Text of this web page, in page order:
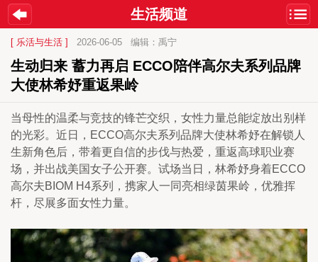
生活频道
[ 乐活与生活 ] 2026-06-05 编辑：禹宁
生动归来 蓄力再启 ECCO陪伴高尔夫系列品牌
大使林希妤重返果岭
当母性的温柔与竞技的锋芒交织，女性力量总能绽放出别样
的光彩。近日，ECCO高尔夫系列品牌大使林希妤在解锁人
生新角色后，带着更自信的步伐与热爱，重返高球职业赛
场，并出战美国女子公开赛。试场当日，林希妤身着ECCO
高尔夫BIOM H4系列，携家人一同亮相绿茵果岭，优雅挥
杆，尽展多面女性力量。